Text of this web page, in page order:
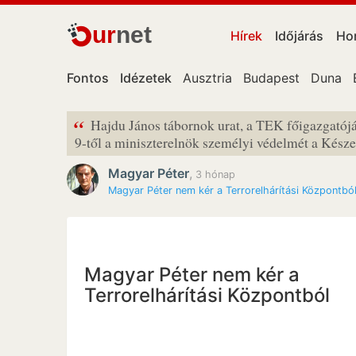
urnet Hírek Időjárás
Fontos Idézetek Ausztria Budapest Duna
“ Hajdu János tábornok urat, a TEK
9-től a miniszterelnök személyi védelmét a
Magyar Péter, 3 hónap
Magyar Péter nem kér a Terrorelhárítási Központból
Magyar Péter nem kér a
Terrorelhárítási Központból